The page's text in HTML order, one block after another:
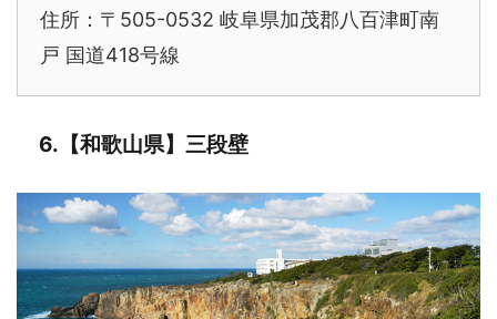
住所：〒505-0532 岐阜県加茂郡八百津町南
戸 国道418号線
6.【和歌山県】三段壁